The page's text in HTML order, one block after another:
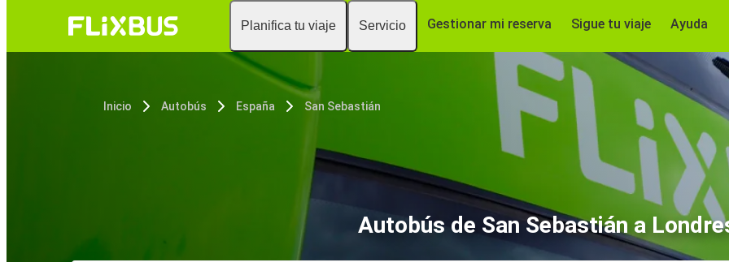
Planifica tu viaje Servicio Gestionar mi reserva Sigue tu viaje Ayuda
Inicio Autobús España San Sebastián
Autobús de San Sebastián a